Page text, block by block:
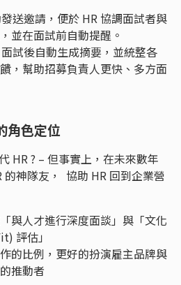
送邀請，便於 HR 協調面試者與
並在面試前自動提醒。
試後自動生成摘要，並統整各
，幫助招募負責人更快、多方面
角色定位
HR ? – 但事實上，在未來數年
的神隊友， 協助 HR 回到企業營
與人才進行深度面談」與「文化
評估」
的比例，更好的扮演雇主品牌與
推動者